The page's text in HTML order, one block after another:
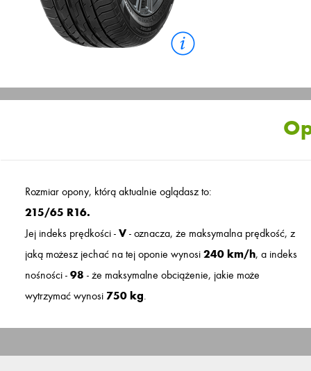
Rozmiar opony, którą aktualnie oglądasz to:
215/65 R16.
Jej indeks prędkości - V - oznacza, że maksymalna prędkość, z
jaką możesz jechać na tej oponie wynosi 240 km/h, a indeks
nośności - 98 - że maksymalne obciążenie, jakie może
wytrzymać wynosi 750 kg.